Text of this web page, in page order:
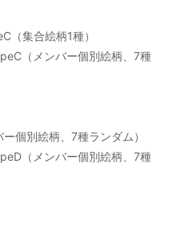
（集合絵柄1種）
（メンバー個別絵柄、7種
個別絵柄、7種ランダム）
（メンバー個別絵柄、7種